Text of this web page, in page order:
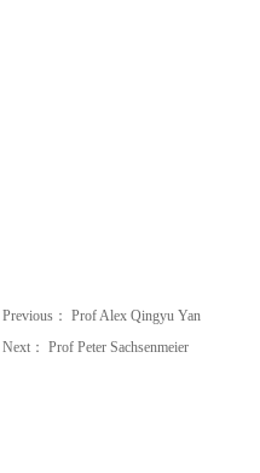
Previous： Prof Alex Qingyu Yan
Next： Prof Peter Sachsenmeier